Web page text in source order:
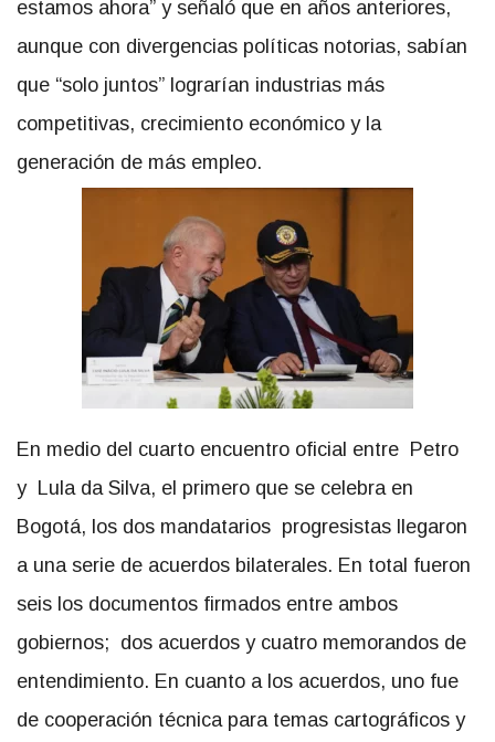
estamos ahora” y señaló que en años anteriores,
aunque con divergencias políticas notorias, sabían
que “solo juntos” lograrían industrias más
competitivas, crecimiento económico y la
generación de más empleo.
En medio del cuarto encuentro oficial entre Petro
y Lula da Silva, el primero que se celebra en
Bogotá, los dos mandatarios progresistas llegaron
a una serie de acuerdos bilaterales. En total fueron
seis los documentos firmados entre ambos
gobiernos; dos acuerdos y cuatro memorandos de
entendimiento. En cuanto a los acuerdos, uno fue
de cooperación técnica para temas cartográficos y